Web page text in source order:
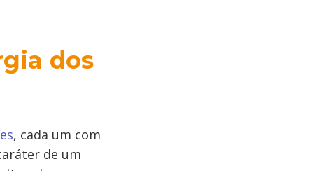
dos
, cada um com
de um